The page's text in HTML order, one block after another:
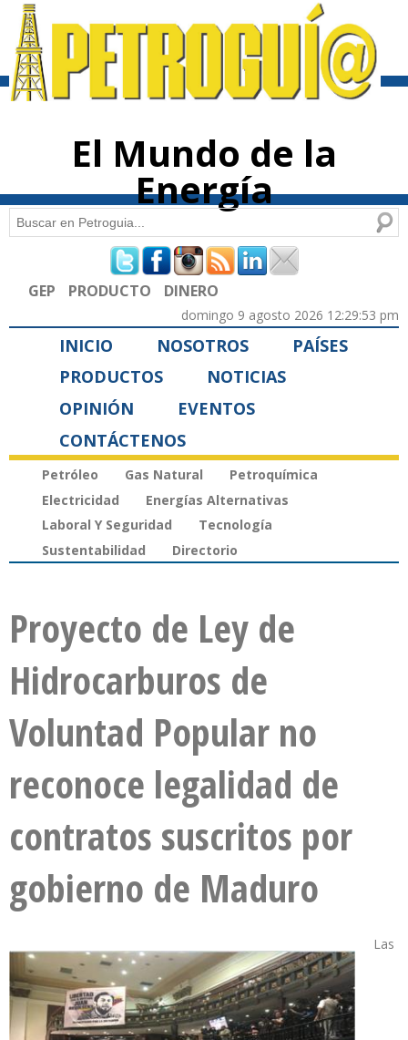
contenido
El Mundo de la
Energía
Formulario de búsqueda
Buscar
GEP PRODUCTO DINERO
domingo 9 agosto 2026 12:29:53 pm
INICIO NOSOTROS
PAÍSES
PRODUCTOS
NOTICIAS
OPINIÓN
EVENTOS
CONTÁCTENOS
Petróleo Gas Natural
Petroquímica
Electricidad
Energías Alternativas
Laboral Y Seguridad
Tecnología
Sustentabilidad
Directorio
Proyecto de Ley de
Hidrocarburos de
Voluntad Popular no
reconoce legalidad de
contratos suscritos por
gobierno de Maduro
Las